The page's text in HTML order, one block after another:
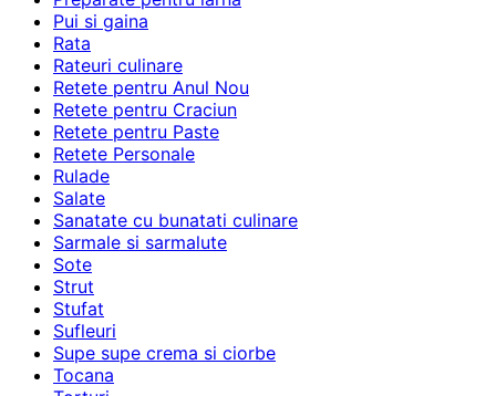
Pui si gaina
Rata
Rateuri culinare
Retete pentru Anul Nou
Retete pentru Craciun
Retete pentru Paste
Retete Personale
Rulade
Salate
Sanatate cu bunatati culinare
Sarmale si sarmalute
Sote
Strut
Stufat
Sufleuri
Supe supe crema si ciorbe
Tocana